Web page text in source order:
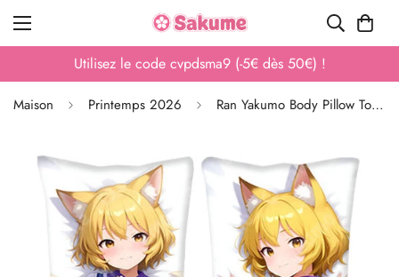
Utilisez le code ahx9af3 (-20€ dès 200€) !
Maison Printemps 2026 Ran Yakumo Body Pillow Touhou Project Dakimakura anti-boulochage haute qualité